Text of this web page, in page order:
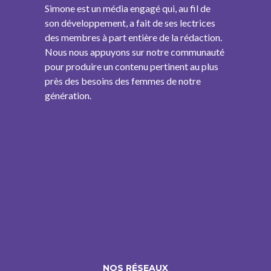
Simone est un média engagé qui, au fil de
son développement, a fait de ses lectrices
des membres à part entière de la rédaction.
Nous nous appuyons sur notre communauté
pour produire un contenu pertinent au plus
près des besoins des femmes de notre
génération.
NOS RÉSEAUX